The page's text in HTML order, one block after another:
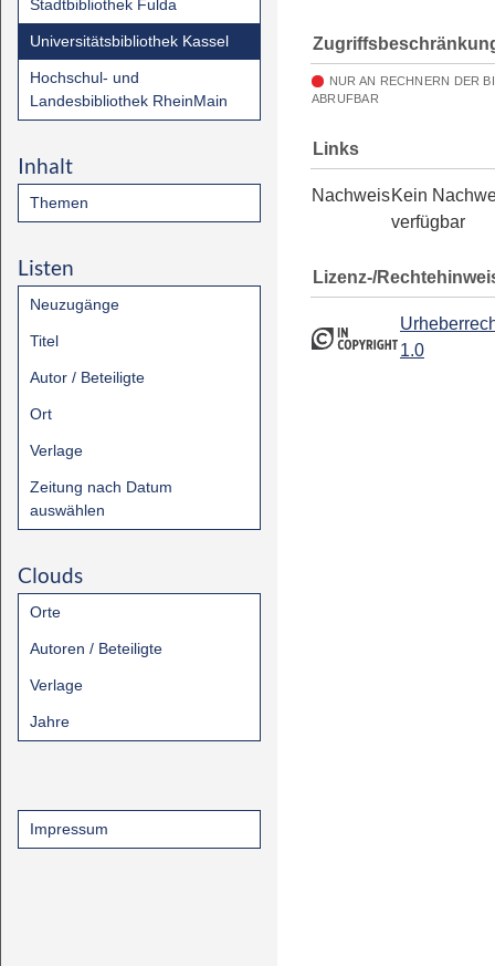
Stadtbibliothek Fulda
Universitätsbibliothek Kassel
Hochschul- und
Landesbibliothek RheinMain
Inhalt
Themen
Listen
Neuzugänge
Titel
Autor / Beteiligte
Ort
Verlage
Zeitung nach Datum
auswählen
Clouds
Orte
Autoren / Beteiligte
Verlage
Jahre
Impressum
NUR AN RECHNERN DER
ABRUFBAR
Links
NachweisKein
verfügbar
Lizenz-/
1.0